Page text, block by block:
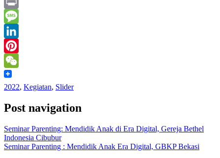
Mail
Print
Message
LinkedIn
Pinterest
WeChat
2022, Kegiatan, Slider
Post navigation
Seminar Parenting: Mendidik Anak di Era Digital, Gereja Bethel
Indonesia Cibubur
Seminar Parenting : Mendidik Anak Era Digital, GBKP Bekasi